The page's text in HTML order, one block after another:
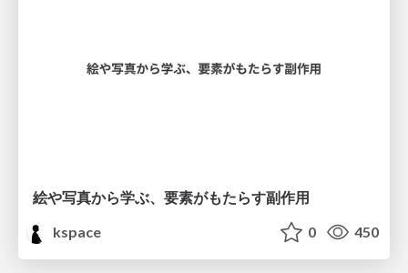
絵や写真から学ぶ、要素がもたらす副作用
kspace
0 450